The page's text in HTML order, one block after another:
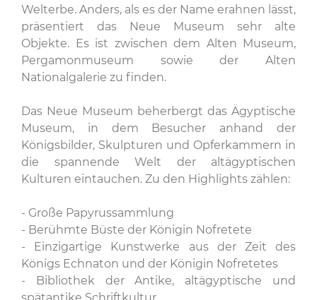
Welterbe. Anders, als es der Name erahnen lässt,
präsentiert das Neue Museum sehr alte
Objekte. Es ist zwischen dem Alten Museum,
Pergamonmuseum sowie der Alten
Nationalgalerie zu finden.
Das Neue Museum beherbergt das Ägyptische
Museum, in dem Besucher anhand der
Königsbilder, Skulpturen und Opferkammern in
die spannende Welt der altägyptischen
Kulturen eintauchen. Zu den Highlights zählen:
- Große Papyrussammlung
- Berühmte Büste der Königin Nofretete
- Einzigartige Kunstwerke aus der Zeit des
Königs Echnaton und der Königin Nofretetes
- Bibliothek der Antike, altägyptische und